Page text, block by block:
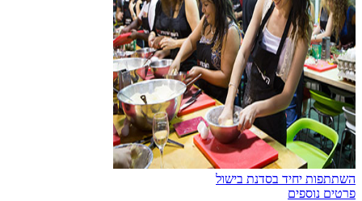
השתתפות יחיד בסדנת בישול
פרטים נוספים